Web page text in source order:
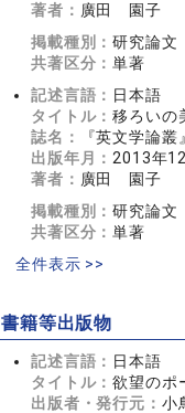
著者： 廣田 園子
掲載種別：研究論文
共著区分：単著
記述言語： 日本語
タイトル：移ろいの
誌名：
『英文学論
出版年月： 2013年
著者： 廣田 園子
掲載種別：研究論文
共著区分：単著
全件表示 >>
書籍等出版物
記述言語： 日本語
タイトル：欲望のポ
出版者・発行元： 小